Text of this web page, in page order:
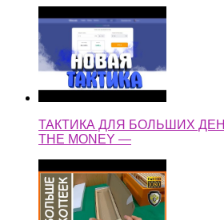
ТАКТИКА ДЛЯ БОЛЬШИХ
THE MONEY —